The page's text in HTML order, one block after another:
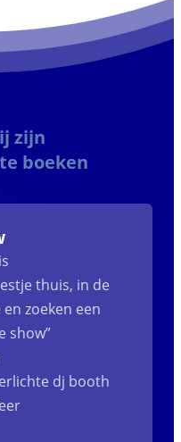
zijn
boeken
thuis, in de
zoeken een
show”
dj booth